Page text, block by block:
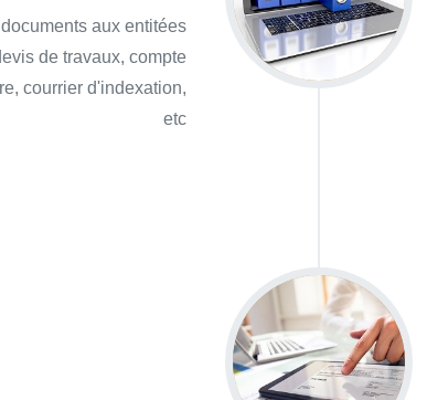
aux entitées
de travaux, compte
courrier d'indexation,
etc